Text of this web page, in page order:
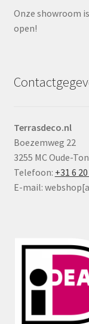
Onze showroom
open!
Terrasdeco.nl
Boezemweg 22
3255 MC Oude-
Telefoon: +31 6
E-mail: